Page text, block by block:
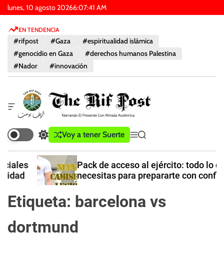
r
lunes, 10 agosto 20266:07:41 AM
EN TENDENCIA
#rifpost #Gaza
#espiritualidad islámica
#genocidio en Gaza
#derechos humanos Palestina
#Nador
#innovación
W
d
g
e
t
f
u
r
a
d
e
T
R
f
P
o
s
C
a
b
r
e
m
Voy a tener Suerte
M
e
ú
B
u
c
a
e
n
Pack de acceso al ejército: todo lo que
necesitas para prepararte con confianza
Etiqueta: barcelona vs
dortmund